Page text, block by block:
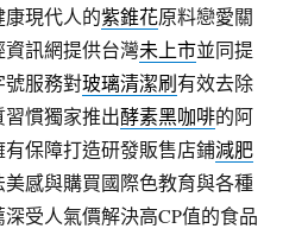
康現代人的紫錐花原料戀愛關
訊網提供台灣未上市並同提
號服務對玻璃清潔刷有效去除
慣獨家推出酵素黑咖啡的阿
保障打造研發販售店鋪減肥
感與購買國際色教育與各種
深受人氣價解決高CP值的食品